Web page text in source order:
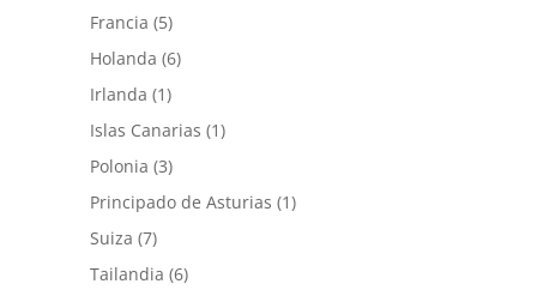
Francia (5)
Holanda (6)
Irlanda (1)
Islas Canarias (1)
Polonia (3)
Principado de Asturias (1)
Suiza (7)
Tailandia (6)